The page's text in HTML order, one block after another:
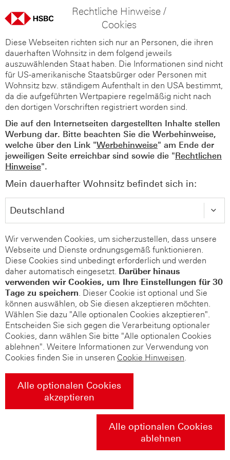
Rechtliche Hinweise /
Cookies
Diese Webseiten richten sich nur an Personen, die ihren
dauerhaften Wohnsitz in dem folgend jeweils
auszuwählenden Staat haben. Die Informationen sind nicht
für US-amerikanische Staatsbürger oder Personen mit
Wohnsitz bzw. ständigem Aufenthalt in den USA bestimmt,
da die aufgeführten Wertpapiere regelmäßig nicht nach
den dortigen Vorschriften registriert worden sind.
Die auf den Internetseiten dargestellten Inhalte stellen
Werbung dar. Bitte beachten Sie die Werbehinweise,
welche über den Link "Werbehinweise" am Ende der
jeweiligen Seite erreichbar sind sowie die "Rechtlichen
Hinweise".
Mein dauerhafter Wohnsitz befindet sich in:
Wir verwenden Cookies, um sicherzustellen, dass unsere
Webseite und Dienste ordnungsgemäß funktionieren.
Diese Cookies sind unbedingt erforderlich und werden
daher automatisch eingesetzt. Darüber hinaus
verwenden wir Cookies, um Ihre Einstellungen für 30
Tage zu speichern. Dieser Cookie ist optional und Sie
können auswählen, ob Sie diesen akzeptieren möchten.
Wählen Sie dazu "Alle optionalen Cookies akzeptieren".
Entscheiden Sie sich gegen die Verarbeitung optionaler
Cookies, dann wählen Sie bitte "Alle optionalen Cookies
ablehnen". Weitere Informationen zur Verwendung von
Cookies finden Sie in unseren Cookie Hinweisen.
Alle optionalen Cookies
akzeptieren
Alle optionalen Cookies
ablehnen